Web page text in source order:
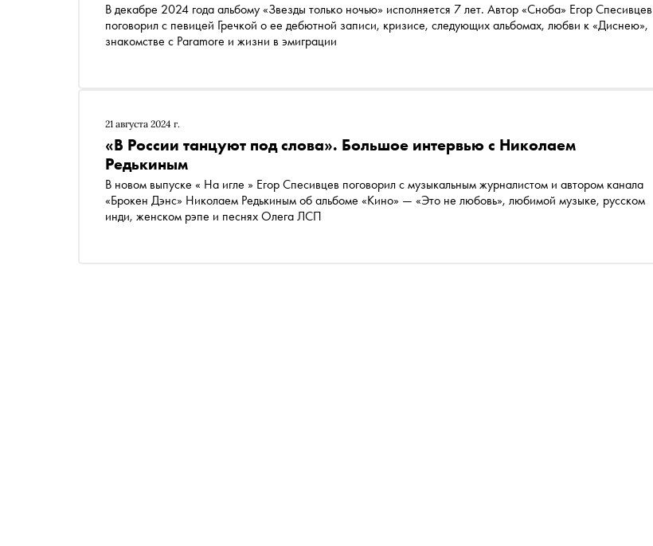
В декабре 2024 года альбому «Звезды только ночью» исполняется 7 лет. Автор «Сноба» Егор Спесивцев
поговорил с певицей Гречкой о ее дебютной записи, кризисе, следующих альбомах, любви к «Диснею»,
знакомстве с Paramore и жизни в эмиграции
21 августа 2024 г.
«В России танцуют под слова». Большое интервью с Николаем
Редькиным
В новом выпуске « На игле » Егор Спесивцев поговорил с музыкальным журналистом и автором канала
«Брокен Дэнс» Николаем Редькиным об альбоме «Кино» — «Это не любовь», любимой музыке, русском
инди, женском рэпе и песнях Олега ЛСП